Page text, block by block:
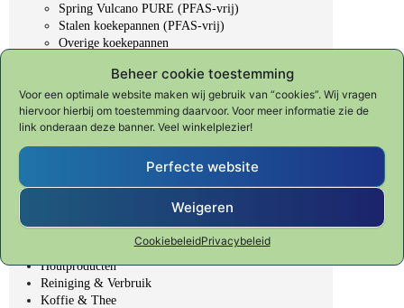
Beheer cookie toestemming
Voor een optimale website maken wij gebruik van “cookies”. Wij vragen
hiervoor hierbij om toestemming daarvoor. Voor meer informatie zie de
link onderaan deze banner. Veel winkelplezier!
Perfecte website
Weigeren
CookiebeleidPrivacybeleid
Spring Vulcano PURE (PFAS-vrij)
Stalen koekepannen (PFAS-vrij)
Overige koekepannen
KYOTO "Forged in fire"
Slijpen & onderhoud
SHUN CLASSIC
SHUN PREMIER Tim Mälzer
Fondue, BBQ & Gourmet
Bar, Wijn & Noten
Elektrische producten
Houtproducten
Reiniging & Verbruik
Koffie & Thee